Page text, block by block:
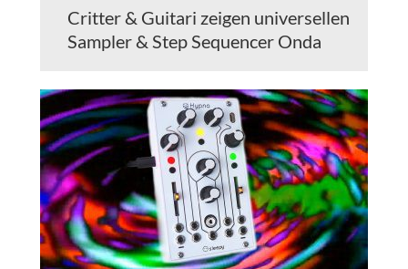
Critter & Guitari zeigen universellen
Sampler & Step Sequencer Onda